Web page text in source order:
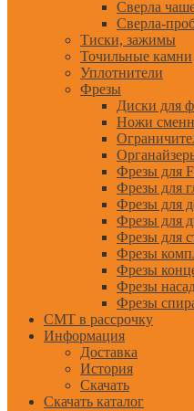
Сверла
Сверла-
Тиски, зажимы
Точильные камни
Уплотнители
Фрезы
Диски для
Ножи
Фрезы для
Фрезы для
Фрезы для
Фрезы для
Фрезы для
Фрезы
Фрезы
Фрезы
Фрезы
CMT в рассрочку
Информация
Доставка
История
Скачать
Скачать каталог